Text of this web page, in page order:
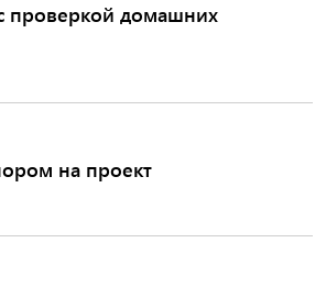
проверкой домашних
на проект